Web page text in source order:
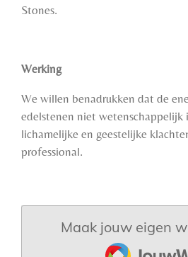
Stones.
Werking
We willen benadrukken dat de
edelstenen niet wetenschappelijk
lichamelijke en geestelijke
professional.
Maak jouw eigen
JouwWeb